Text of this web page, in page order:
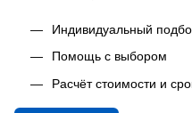
Индивидуальный
Помощь с выбором
Расчёт стоимости и